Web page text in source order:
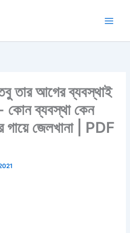
তার আগের ব্যবস্থাই
কোন ব্যবস্থা কেন
গায়ে জেলখানা | PDF